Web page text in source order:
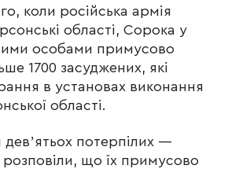
коли російська армія
області, Сорока у
особами примусово
1700 засуджених, які
в установах виконання
області.
девʼятьох потерпілих —
розповіли, що їх примусово